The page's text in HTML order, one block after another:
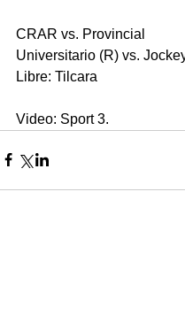
CRAR vs. Provincial
Universitario (R) vs.
Libre: Tilcara
Video: Sport 3.